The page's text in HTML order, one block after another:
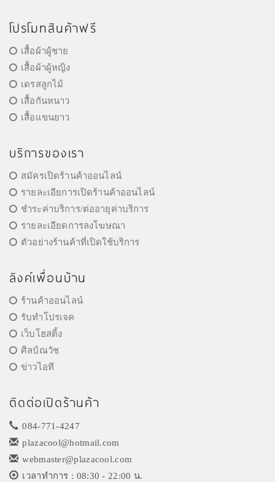
โปรโมทสินค้าฟรี
เสื้อผ้าผู้ชาย
เสื้อผ้าผู้หญิง
เดรสลูกไม้
เสื้อกันหนาว
เสื้อแขนยาว
บริการของเรา
สมัครเปิดร้านค้าออนไลน์
รายละเอียการเปิดร้านค้าออนไลน์
ชำระค่าบริการ/ต่ออายุค่าบริการ
รายละเอียดการลงโฆษณา
ตัวอย่างร้านค้าที่เปิดใช้บริการ
ลิงค์เพื่อนบ้าน
ร้านค้าออนไลน์
รับทำโปรเจค
เว็บโฮสติ้ง
ศิลป์ณวัช
ข่าวไอที
ติดต่อเปิดร้านค้า
084-771-4247
plazacool@hotmail.com
webmaster@plazacool.com
เวลาทำการ : 08:30 - 22:00 น.